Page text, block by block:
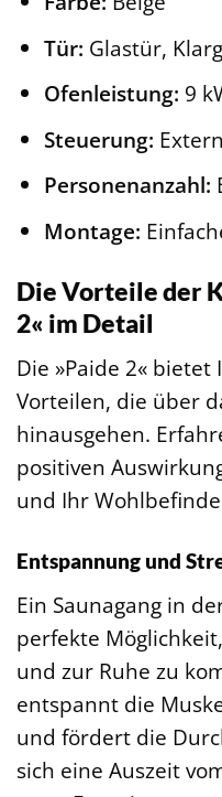
Tür: Glastür,
Ofenleistung: 9
Steuerung:
Personenanzahl:
Montage:
Die Vorteile der
2« im Detail
Die »Paide 2«
Vorteilen, die über
hinausgehen.
positiven
und Ihr
Entspannung und
Ein Saunagang in
perfekte
und zur Ruhe zu
entspannt die
und fördert die
sich eine Auszeit